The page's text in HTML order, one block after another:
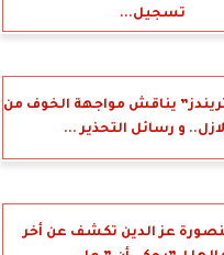
تسجيل...
يناقش مواجهة الخوف من
و رسائل التحذير ...
عز الدين تكشف عن أخر